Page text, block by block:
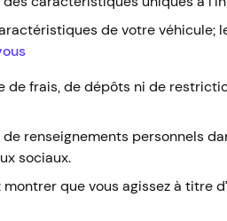
de votre véhicule;
de frais, de dépôts ni de
de renseignements personnels
sociaux.
montrer que vous agissez à titre